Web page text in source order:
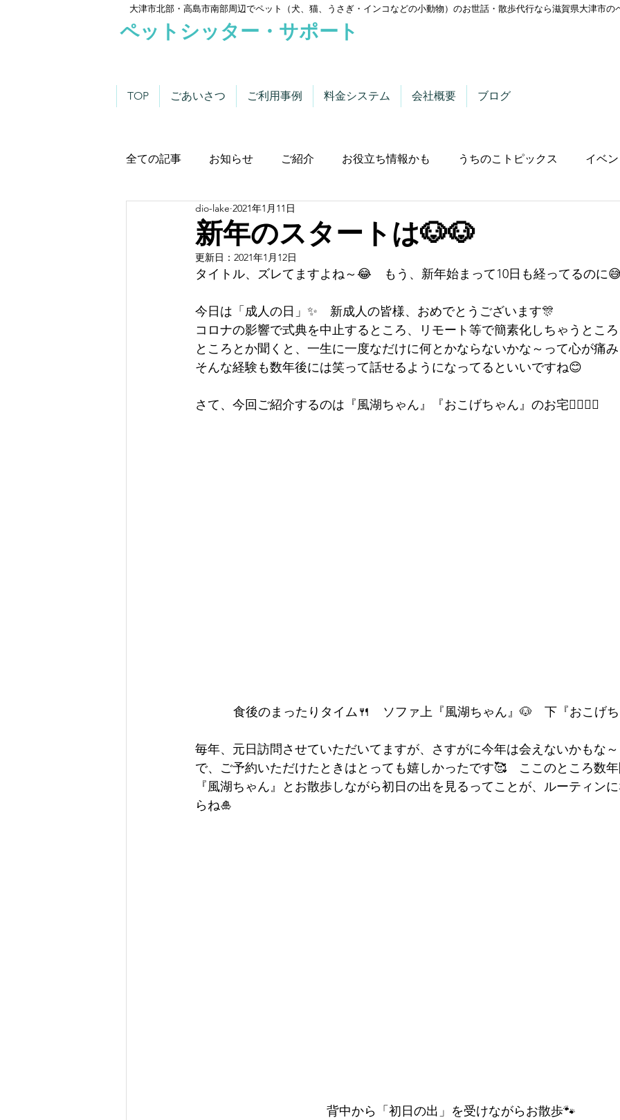
大津市北部・高島市南部周辺でペット（犬、猫、うさぎ・インコなどの小動物）のお世話・散歩代行なら滋賀県大津市の
ペットシッター・サポート
TOP ごあいさつ ご利用事例 料金システム 会社概要 ブログ
全ての記事 お知らせ ご紹介 お役立ち情報かも うちのこトピックス イベ
わんこにゃんこニュース
新年のスタートは🐶🐶
dio-lake 2021年1月11日
更新日： 2021年1月12日
タイトル、ズレてますよね～😂　もう、新年始まって10日も経ってるのに😅
今日は「成人の日」✨　新成人の皆様、おめでとうございます🎊
コロナの影響で式典を中止するところ、リモート等で簡素化しちゃうとこ
ところとか聞くと、一生に一度なだけに何とかならないかな～って心が痛み
そんな経験も数年後には笑って話せるようになってるといいですね😊
さて、今回ご紹介するのは『風湖ちゃん』『おこげちゃん』のお宅🐕‍🦺🐕‍🦺
食後のまったりタイム🍴　ソファ上『風湖ちゃん』🐶　下『おこげ
毎年、元日訪問させていただいてますが、さすがに今年は会えないかもな
で、ご予約いただけたときはとっても嬉しかったです🥰　ここのところ数
『風湖ちゃん』とお散歩しながら初日の出を見るってことが、ルーティン
らね🎍
背中から「初日の出」を受けながらお散歩🐾